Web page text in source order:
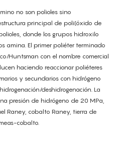
no son polioles sino
principal de poli(óxido de
donde los grupos hidroxilo
amina. El primer poliéter terminado
Huntsman con el nombre comercial
haciendo reaccionar poliéteres
y secundarios con hidrógeno
deshidrogenación. La
presión de hidrógeno de 20 MPa,
Raney, cobalto Raney, tierra de
cobalto.